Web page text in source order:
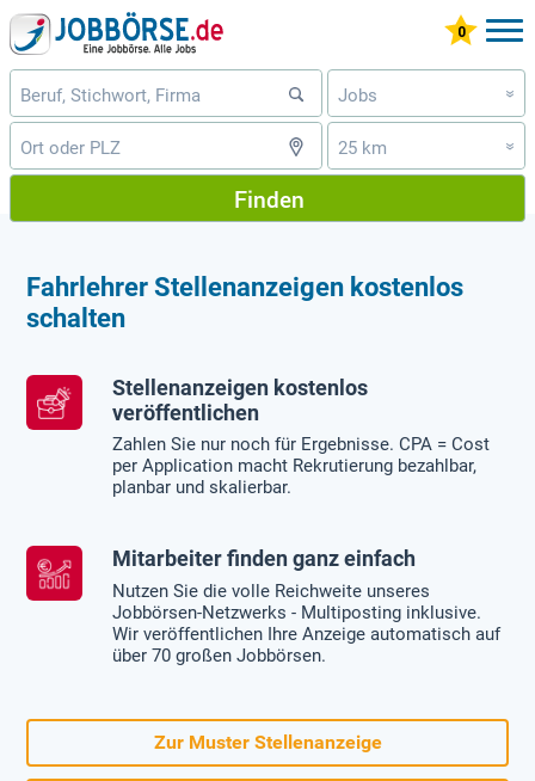
Jobs »
25 km »
Finden
Fahrlehrer Stellenanzeigen kostenlos
schalten
Stellenanzeigen kostenlos
veröffentlichen
Zahlen Sie nur noch für Ergebnisse. CPA = Cost
per Application macht Rekrutierung bezahlbar,
planbar und skalierbar.
Mitarbeiter finden ganz einfach
Nutzen Sie die volle Reichweite unseres
Jobbörsen-Netzwerks - Multiposting inklusive.
Wir veröffentlichen Ihre Anzeige automatisch auf
über 70 großen Jobbörsen.
Zur Muster Stellenanzeige